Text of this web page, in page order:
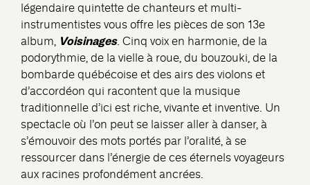
légendaire quintette de chanteurs et multi-
instrumentistes vous offre les pièces de son 13e
album, Voisinages. Cinq voix en harmonie, de la
podorythmie, de la vielle à roue, du bouzouki, de la
bombarde québécoise et des airs des violons et
d’accordéon qui racontent que la musique
traditionnelle d’ici est riche, vivante et inventive. Un
spectacle où l’on peut se laisser aller à danser, à
s’émouvoir des mots portés par l’oralité, à se
ressourcer dans l’énergie de ces éternels voyageurs
aux racines profondément ancrées.